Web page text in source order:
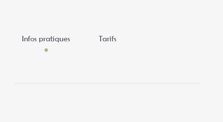
Infos pratiques Tarifs